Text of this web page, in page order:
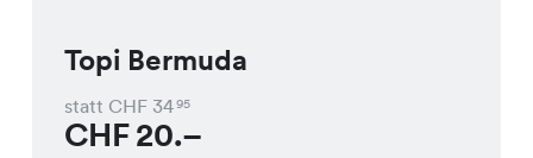
Topi Bermuda
statt CHF 3495
CHF20.–